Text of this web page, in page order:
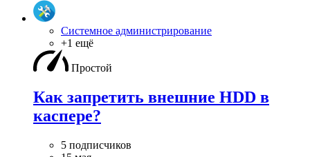
Системное администрирование
+1 ещё
Простой
Как запретить внешние HDD в
каспере?
5 подписчиков